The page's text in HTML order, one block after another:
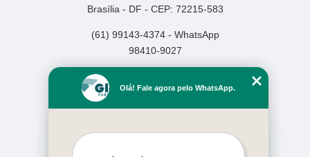
Brasília - DF - CEP: 72215-583
(61) 99143-4374 - WhatsApp
98410-9027
Empresa
Missão
Olá! Fale agora pelo WhatsApp.